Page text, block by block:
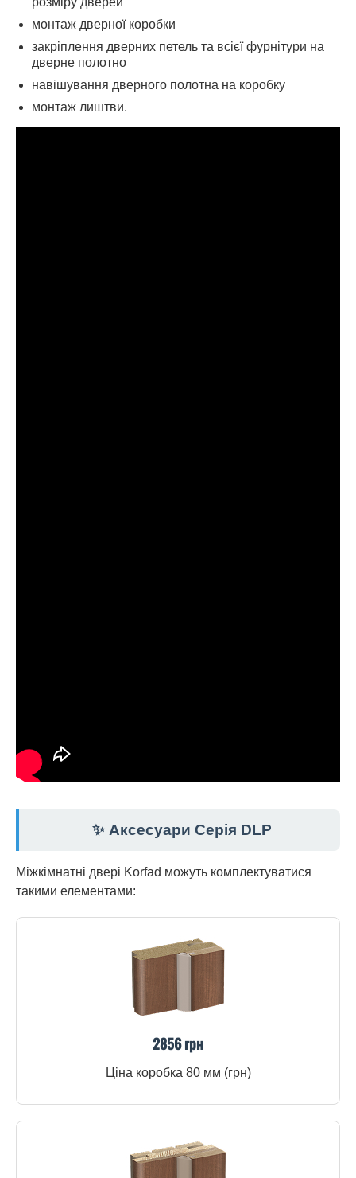
монтаж дверної коробки
закріплення дверних петель та всієї фурнітури на
дверне полотно
навішування дверного полотна на коробку
монтаж лиштви.
✨ Аксесуари Серія DLP
Міжкімнатні двері Korfad можуть комплектуватися
такими елементами:
2856 грн
Ціна коробка 80 мм (грн)